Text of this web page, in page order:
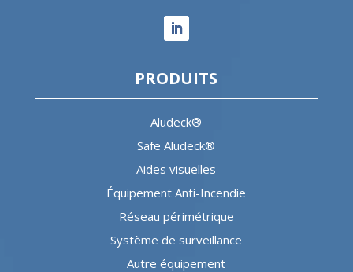
PRODUITS
Aludeck®
Safe Aludeck®
Aides visuelles
Équipement Anti-Incendie
Réseau périmétrique
Système de surveillance
Autre équipement